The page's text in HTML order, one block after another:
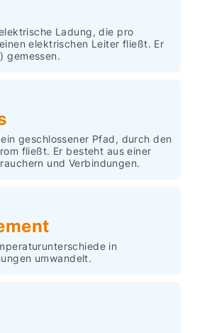
Ladung, die pro
elektrischen Leiter fließt. Er
gemessen.
geschlossener Pfad, durch den
fließt. Er besteht aus einer
und Verbindungen.
in
umwandelt.